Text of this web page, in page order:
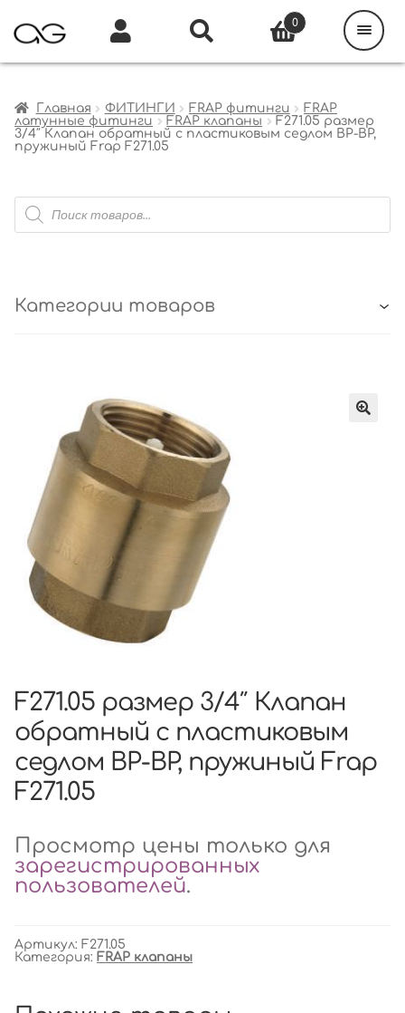
Главная ФИТИНГИ FRAP фитинги
FRAP
латунные фитинги
FRAP клапаны
F271.05 размер
3/4″ Клапан обратный с пластиковым седлом ВР-ВР,
пружиный Frap F271.05
Поиск
товаров
Категории товаров
F271.05 размер 3/4″ Клапан
обратный с пластиковым
седлом ВР-ВР, пружиный Frap
F271.05
Просмотр цены только для
зарегистрированных
пользователей.
Артикул: F271.05
Категория: FRAP клапаны
0